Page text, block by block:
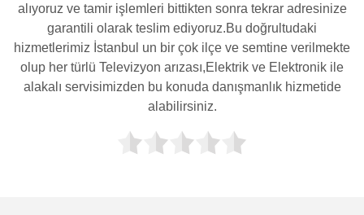
alıyoruz ve tamir işlemleri bittikten sonra tekrar adresinize
garantili olarak teslim ediyoruz.Bu doğrultudaki
hizmetlerimiz İstanbul un bir çok ilçe ve semtine verilmekte
olup her türlü Televizyon arızası,Elektrik ve Elektronik ile
alakalı servisimizden bu konuda danışmanlık hizmetide
alabilirsiniz.